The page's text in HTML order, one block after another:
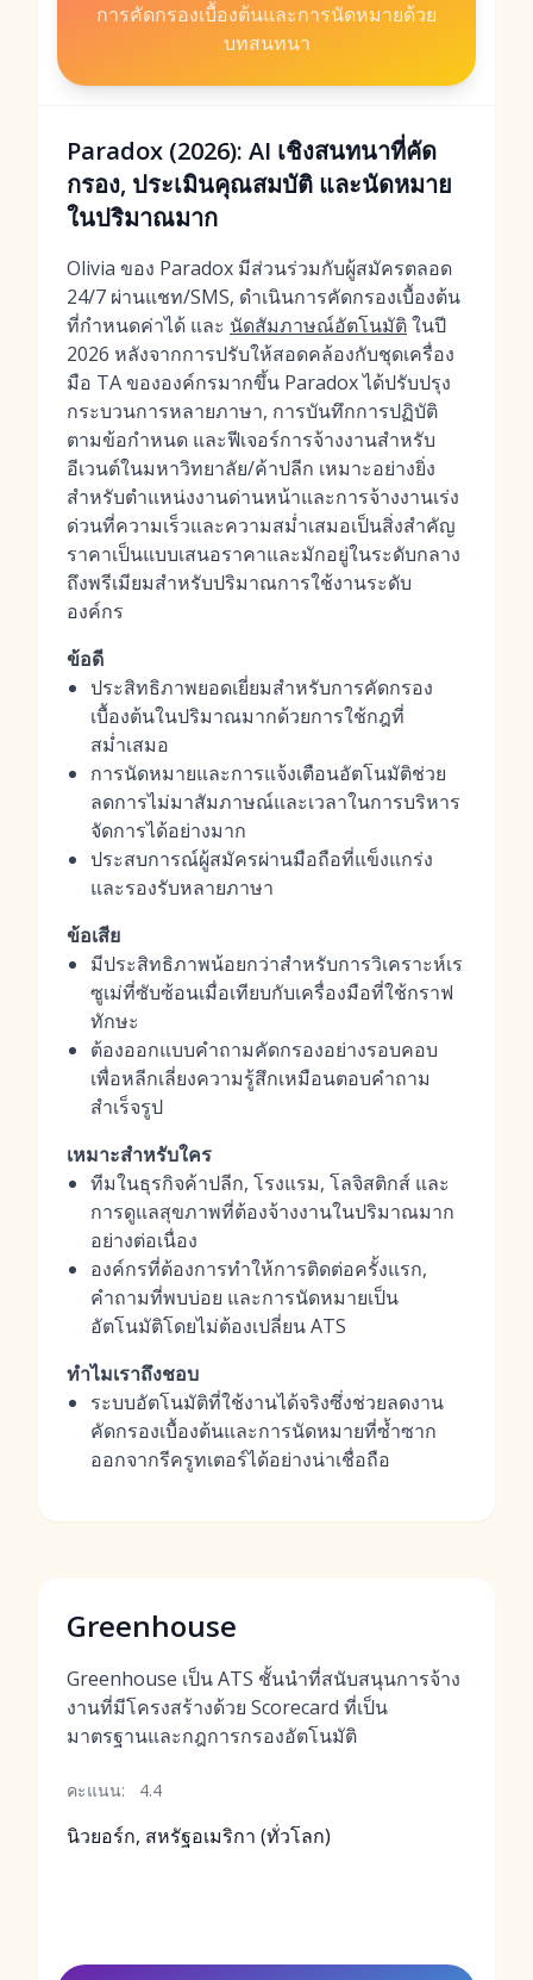
การคัดกรองเบื้องต้นและการนัดหมายด้วย
บทสนทนา
Paradox (2026): AI เชิงสนทนาที่คัด
กรอง, ประเมินคุณสมบัติ และนัดหมาย
ในปริมาณมาก
Olivia ของ Paradox มีส่วนร่วมกับผู้สมัครตลอด
24/7 ผ่านแชท/SMS, ดำเนินการคัดกรองเบื้องต้น
ที่กำหนดค่าได้ และ นัดสัมภาษณ์อัตโนมัติในปี
2026 หลังจากการปรับให้สอดคล้องกับชุดเครื่อง
มือ TA ขององค์กรมากขึ้น Paradox ได้ปรับปรุง
กระบวนการหลายภาษา, การบันทึกการปฏิบัติ
ตามข้อกำหนด และฟีเจอร์การจ้างงานสำหรับ
อีเวนต์ในมหาวิทยาลัย/ค้าปลีก เหมาะอย่างยิ่ง
สำหรับตำแหน่งงานด่านหน้าและการจ้างงานเร่ง
ด่วนที่ความเร็วและความสม่ำเสมอเป็นสิ่งสำคัญ
ราคาเป็นแบบเสนอราคาและมักอยู่ในระดับกลาง
ถึงพรีเมียมสำหรับปริมาณการใช้งานระดับ
องค์กร
ข้อดี
ประสิทธิภาพยอดเยี่ยมสำหรับการคัดกรอง
เบื้องต้นในปริมาณมากด้วยการใช้กฎที่
สม่ำเสมอ
การนัดหมายและการแจ้งเตือนอัตโนมัติช่วย
ลดการไม่มาสัมภาษณ์และเวลาในการบริหาร
จัดการได้อย่างมาก
ประสบการณ์ผู้สมัครผ่านมือถือที่แข็งแกร่ง
และรองรับหลายภาษา
ข้อเสีย
มีประสิทธิภาพน้อยกว่าสำหรับการวิเคราะห์เร
ซูเม่ที่ซับซ้อนเมื่อเทียบกับเครื่องมือที่ใช้กราฟ
ทักษะ
ต้องออกแบบคำถามคัดกรองอย่างรอบคอบ
เพื่อหลีกเลี่ยงความรู้สึกเหมือนตอบคำถาม
สำเร็จรูป
เหมาะสำหรับใคร
ทีมในธุรกิจค้าปลีก, โรงแรม, โลจิสติกส์ และ
การดูแลสุขภาพที่ต้องจ้างงานในปริมาณมาก
อย่างต่อเนื่อง
องค์กรที่ต้องการทำให้การติดต่อครั้งแรก,
คำถามที่พบบ่อย และการนัดหมายเป็น
อัตโนมัติโดยไม่ต้องเปลี่ยน ATS
ทำไมเราถึงชอบ
ระบบอัตโนมัติที่ใช้งานได้จริงซึ่งช่วยลดงาน
คัดกรองเบื้องต้นและการนัดหมายที่ซ้ำซาก
ออกจากรีครูทเตอร์ได้อย่างน่าเชื่อถือ
Greenhouse
Greenhouse เป็น ATS ชั้นนำที่สนับสนุนการจ้าง
งานที่มีโครงสร้างด้วย Scorecard ที่เป็น
มาตรฐานและกฎการกรองอัตโนมัติ
คะแนน: 4.4
นิวยอร์ก, สหรัฐอเมริกา (ทั่วโลก)